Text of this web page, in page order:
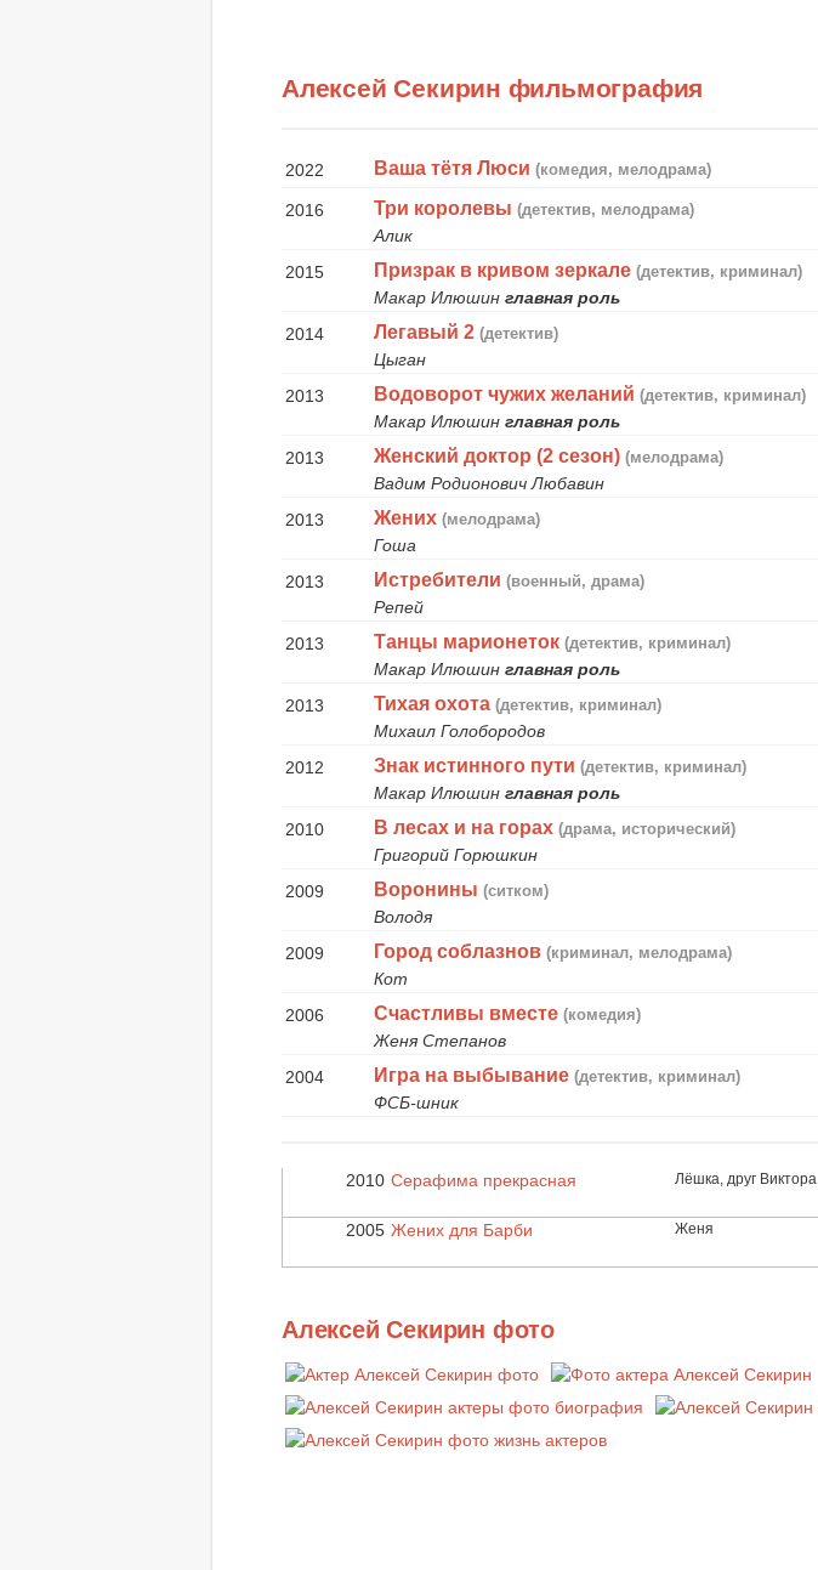
Алексей Секирин фильмография
2022 Ваша тётя Люси (комедия, мелодрама)
2016 Три королевы (детектив, мелодрама)
Алик
2015
Призрак в кривом зеркале (детектив, криминал)
Макар Илюшин главная роль
2014
Легавый 2 (детектив)
Цыган
2013
Водоворот чужих желаний (детектив, криминал)
Макар Илюшин главная роль
2013
Женский доктор (2 сезон) (мелодрама)
Вадим Родионович Любавин
2013
Жених (мелодрама)
Гоша
2013
Истребители (военный, драма)
Репей
2013
Танцы марионеток (детектив, криминал)
Макар Илюшин главная роль
2013
Тихая охота (детектив, криминал)
Михаил Голобородов
2012
Знак истинного пути (детектив, криминал)
Макар Илюшин главная роль
2010
В лесах и на горах (драма, исторический)
Григорий Горюшкин
2009
Воронины (ситком)
Володя
2009
Город соблазнов (криминал, мелодрама)
Кот
2006
Счастливы вместе (комедия)
Женя Степанов
2004
Игра на выбывание (детектив, криминал)
ФСБ-шник
2010 Серафима прекрасная Лёшка, друг Виктора
2005 Жених для Барби Женя
Алексей Секирин фото